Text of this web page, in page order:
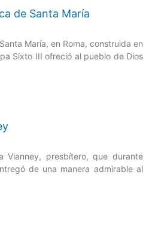
de Santa María
María, en Roma, construida en
Sixto III ofreció al pueblo de Dios
Vianney, presbítero, que durante
de una manera admirable al